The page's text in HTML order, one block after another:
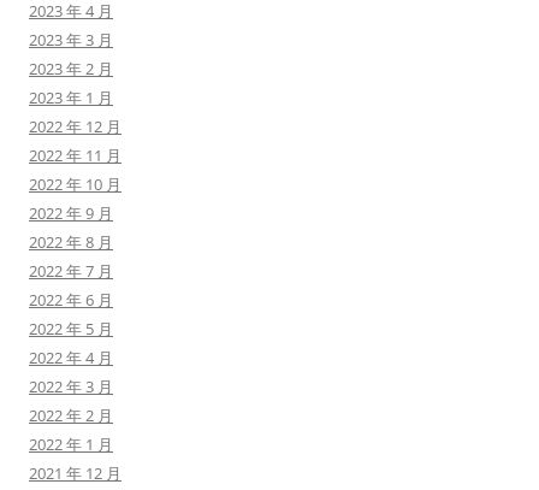
2023 年 4 月
2023 年 3 月
2023 年 2 月
2023 年 1 月
2022 年 12 月
2022 年 11 月
2022 年 10 月
2022 年 9 月
2022 年 8 月
2022 年 7 月
2022 年 6 月
2022 年 5 月
2022 年 4 月
2022 年 3 月
2022 年 2 月
2022 年 1 月
2021 年 12 月